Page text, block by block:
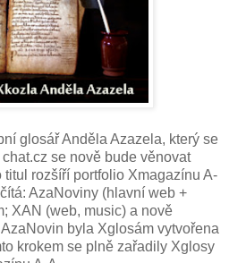
glosář Anděla Azazela, který se
se nově bude věnovat
rozšíří portfolio Xmagazínu A-
AzaNoviny (hlavní web +
XAN (web, music) a nově
byla Xglosám vytvořena
krokem se plně zařadily Xglosy